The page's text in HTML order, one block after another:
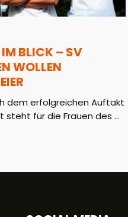
IM BLICK – SV
WOLLEN
dem erfolgreichen Auftakt
steht für die Frauen des ...